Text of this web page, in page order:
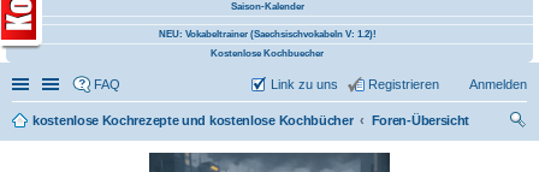
Saison-Kalender
NEU: Vokabeltrainer (Saechsischvokabeln V: 1.2)!
Kostenlose Kochbuecher
Schnellzugriff
Linkliste
FAQ Anmelden
Registrieren
Link zu uns
kostenlose Kochrezepte und kostenlose Kochbücher
Foren-Übersicht